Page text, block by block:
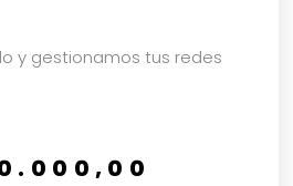
y gestionamos tus redes